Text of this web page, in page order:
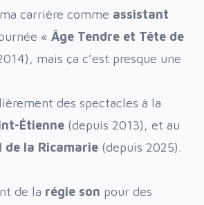
carrière comme assistant
« Âge Tendre et Tête de
mais ça c’est presque une
des spectacles à la
Étienne (depuis 2013), et au
de la Ricamarie (depuis 2025).
de la régie son pour des